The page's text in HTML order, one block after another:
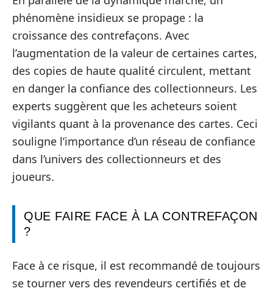
phénomène insidieux se propage : la
croissance des contrefaçons. Avec
l’augmentation de la valeur de certaines cartes,
des copies de haute qualité circulent, mettant
en danger la confiance des collectionneurs. Les
experts suggèrent que les acheteurs soient
vigilants quant à la provenance des cartes. Ceci
souligne l’importance d’un réseau de confiance
dans l’univers des collectionneurs et des
joueurs.
QUE FAIRE FACE À LA CONTREFAÇON
?
Face à ce risque, il est recommandé de toujours
se tourner vers des revendeurs certifiés et de